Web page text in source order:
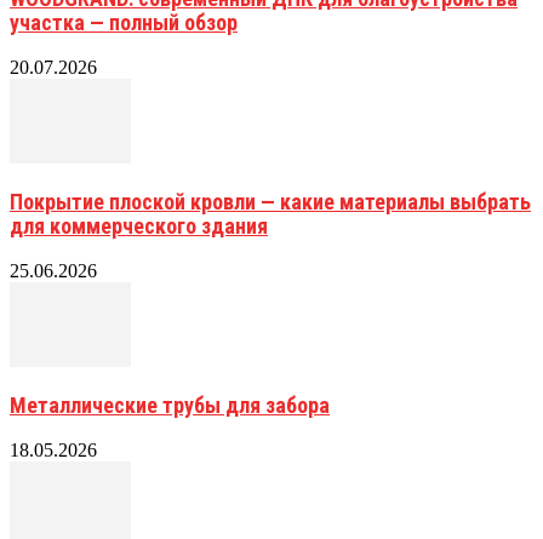
участка — полный обзор
20.07.2026
Покрытие плоской кровли — какие материалы выбрать
для коммерческого здания
25.06.2026
Металлические трубы для забора
18.05.2026